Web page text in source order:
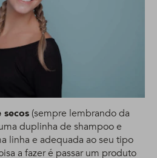
(sempre lembrando da
duplinha de shampoo e
linha e adequada ao seu tipo
a fazer é passar um produto